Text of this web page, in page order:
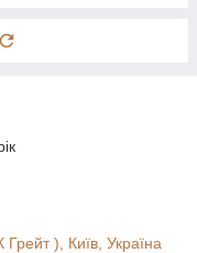
), Київ, Україна